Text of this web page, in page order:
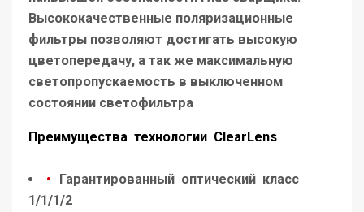
Высококачественные поляризационные
фильтры позволяют достигать высокую
цветопередачу, а так же максимальную
светопропускаемость в выключенном
состоянии светофильтра
Преимущества технологии ClearLens
Гарантированный оптический класс
1/1/1/2